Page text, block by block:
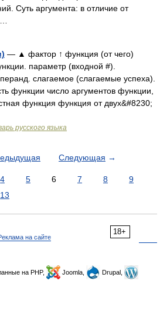
Суть аргумента: в отличие от
— ▲ фактор ↑ функция (от чего)
параметр (входной #).
слагаемое (слагаемые успеха).
функции число аргументов функции,
функция функция от двух&#8230;
русского языка
Следующая →
4 5 6 7 8
9
13
18+
на сайте
на PHP, Joomla,
Drupal,